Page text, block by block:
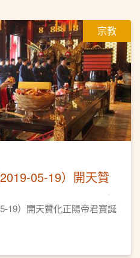
宗教
05-19）開天贊
19）開天贊化正陽帝君寶誕